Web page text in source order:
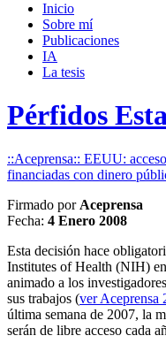
campo
búsqueda
Inicio
Sobre mí­
Publicaciones
IA
La tesis
Pérfidos
::Aceprensa:: EEUU:
financiadas con dinero
Firmado por Aceprensa
Fecha: 4 Enero 2008
Esta decisión hace
Institutes of Health (NIH)
animado a los
sus trabajos (ver Aceprensa
última semana de 2007, la
serán de libre acceso cada